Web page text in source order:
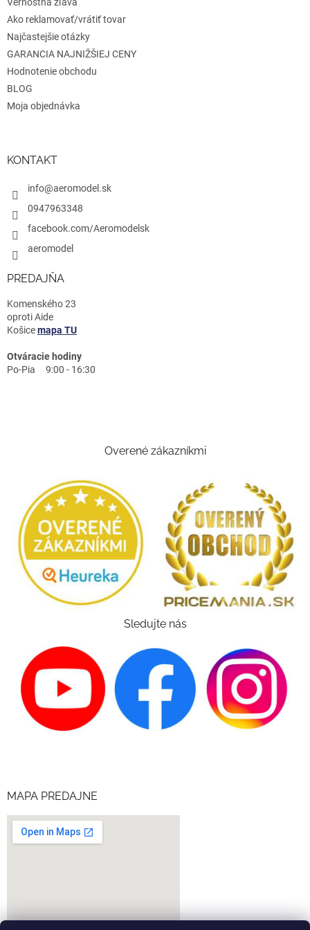
Ako reklamovať/vrátiť tovar
Najčastejšie otázky
GARANCIA NAJNIŽŠIEJ CENY
Hodnotenie obchodu
BLOG
Moja objednávka
KONTAKT
info@aeromodel.sk
0947963348
facebook.com/Aeromodelsk
aeromodel
PREDAJŇA
Komenského 23
oproti Aide
Košicemapa TU
Otváracie hodiny
Po-Pia 9:00 - 16:30
Overené zákazníkmi
Sledujte nás
MAPA PREDAJNE